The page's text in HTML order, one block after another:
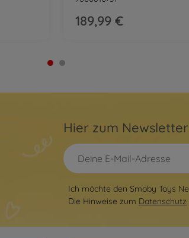
189,99 €
Hier zum
Ich möchte den Smoby Toys
Die Hinweise zum Datenschutz